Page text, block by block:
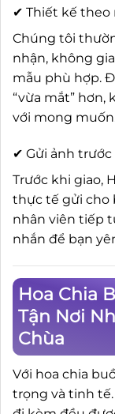
✔ Thiết kế
Chúng tôi
nhận, không
mẫu phù hợp.
“vừa mắt” hơn,
với mong
✔ Gửi ảnh trước
Trước khi giao,
thực tế gửi cho
nhân viên tiếp
nhắn để bạn
Hoa Chia
Tận Nơi
Chùa
Với hoa chia
trọng và tinh tế.